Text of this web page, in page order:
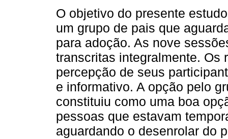
O objetivo do presente
um grupo de pais que
para adoção. As nove
transcritas integralmente. Os
percepção de seus
e informativo. A opção pelo
constituiu como uma boa
pessoas que estavam
aguardando o desenrolar do